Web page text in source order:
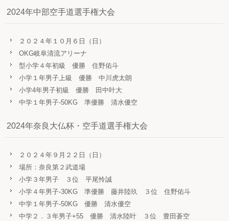
2024年中部空手道選手権大会
２０２４年１０月６日（日）
OKG岐阜清流アリーナ
型小学４年初級 優勝 住野佑斗
小学１年男子上級 優勝 中川虎太朗
小学4年男子初級 優勝 田中叶大
中学１年男子-50KG 準優勝 清水優空
2024年奈良大仏杯・空手道選手権大会
２０２４年９月２２日（日）
場所：奈良第２武道場
小学３年男子 ３位 平尾怜誠
小学４年男子-30KG 準優勝 藤井陸玖 ３位 住野佑斗
中学１年男子-50KG 優勝 清水優空
中学２．３年男子+55 優勝 清水陸叶 ３位 豊田蒼空